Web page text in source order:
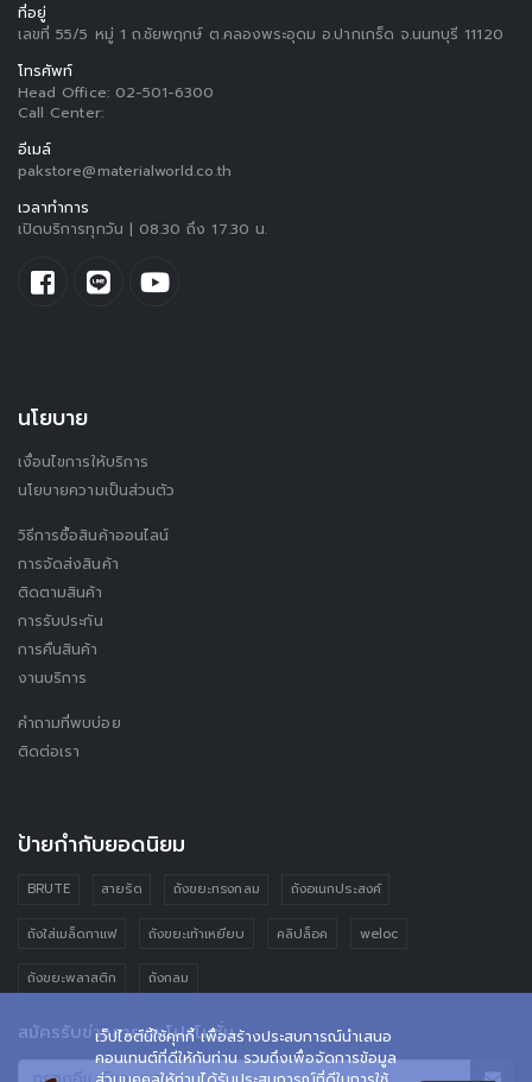
เว็ปไซต์นี้ใช้คุกกี้ เพื่อสร้างประสบการณ์นำเสนอ
คอนเทนต์ที่ดีให้กับท่าน รวมถึงเพื่อจัดการข้อมูล
ที่อยู่
เลขที่ 55/5 หมู่ 1 ถ.ชัยพฤกษ์ ต.คลองพระอุดม อ.ปากเกร็ด จ.นนทบุรี 11120
โทรศัพท์
Head Office: 02-501-6300
Call Center:
อีเมล์
pakstore@materialworld.co.th
เวลาทำการ
เปิดบริการทุกวัน | 08.30 ถึง 17.30 น.
นโยบาย
เงื่อนไขการให้บริการ
นโยบายความเป็นส่วนตัว
วิธีการซื้อสินค้าออนไลน์
การจัดส่งสินค้า
ติดตามสินค้า
การรับประกัน
การคืนสินค้า
งานบริการ
คำถามที่พบบ่อย
ติดต่อเรา
ป้ายกำกับยอดนิยม
BRUTE สายรัด ถังขยะทรงกลม ถังอเนกประสงค์
ถังใส่เมล็ดกาแฟ ถังขยะเท้าเหยียบ คลิปล็อค weloc
ถังขยะพลาสติก ถังกลม
สมัครรับข่าวสารและโปรโมชั่น